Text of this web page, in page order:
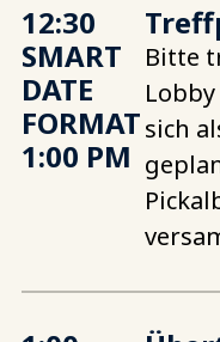
12:30
SMART
DATE
FORMAT
1:00 PM
Bitte
sich